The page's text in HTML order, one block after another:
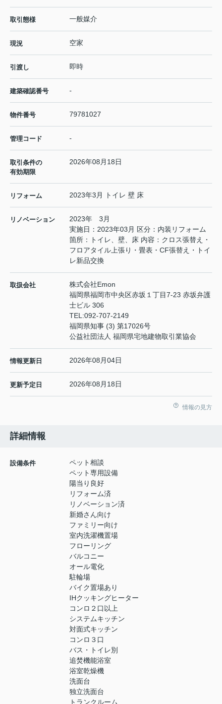
取引態様 一般媒介
現況 空家
引渡し 即時
建築確認番号 -
物件番号 79781027
管理コード -
取引条件の
有効期限
2026年08月18日
リフォーム 2023年3月 トイレ 壁 床
リノベーション
2023年 3月
実施日：2023年03月 区分：内装リフォーム
箇所：トイレ、壁、床 内容：クロス張替え・
フロアタイル上張り・畳表・CF張替え・トイ
レ新品交換
取扱会社
株式会社Emon
福岡県福岡市中央区赤坂１丁目7-23 赤坂弁護
士ビル 306
TEL:092-707-2149
福岡県知事 (3) 第17026号
公益社団法人 福岡県宅地建物取引業協会
情報更新日 2026年08月04日
更新予定日 2026年08月18日
情報の見方
詳細情報
設備条件
ペット相談
ペット専用設備
陽当り良好
リフォーム済
リノベーション済
新婚さん向け
ファミリー向け
室内洗濯機置場
フローリング
バルコニー
オール電化
駐輪場
バイク置場あり
IHクッキングヒーター
コンロ２口以上
システムキッチン
対面式キッチン
コンロ３口
バス・トイレ別
追焚機能浴室
浴室乾燥機
洗面台
独立洗面台
トランクルーム